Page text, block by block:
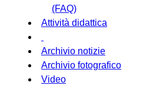
(FAQ)
Attività didattica
Archivio notizie
Archivio fotografico
Video